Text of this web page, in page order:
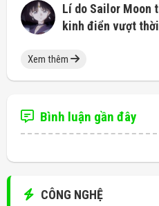
Lí do Sailor Moon
kinh điển vượt
Xem thêm
Bình luận gần đây
CÔNG NGHỆ